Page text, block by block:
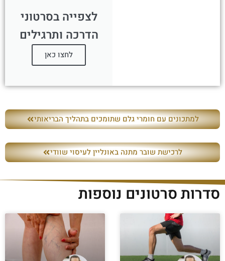
לצפייה בסרטוני
הדרכה ותרגילים
לחצו כאן
למתכונים עם חומרי גלם שתומכים בתהליך הבריאותי
לרכישת שובר מתנה באונליין לעיסוי שוודי
סדרות סרטונים נוספות